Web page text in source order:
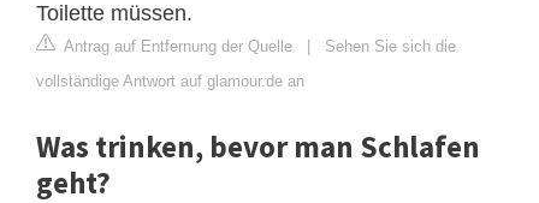
Toilette müssen.
Antrag auf Entfernung der Quelle | Sehen Sie sich die
vollständige Antwort auf glamour.de an
Was trinken, bevor man Schlafen
geht?